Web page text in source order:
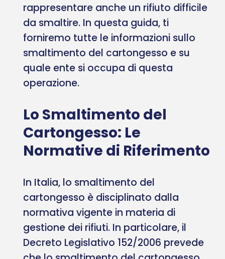
rappresentare anche un rifiuto difficile
da smaltire. In questa guida, ti
forniremo tutte le informazioni sullo
smaltimento del cartongesso e su
quale ente si occupa di questa
operazione.
Lo Smaltimento del
Cartongesso: Le
Normative di Riferimento
In Italia, lo smaltimento del
cartongesso è disciplinato dalla
normativa vigente in materia di
gestione dei rifiuti. In particolare, il
Decreto Legislativo 152/2006 prevede